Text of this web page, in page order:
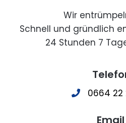
Wir
Schnell und gründlich
24 Stunden 7
0664 22
Email